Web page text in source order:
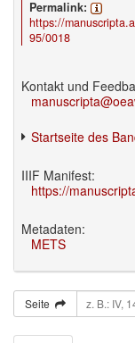
Permalink:
https://
95/0018
Kontakt und
Startseite des
IIIF Manifest:
https://
Metadaten:
METS
Seite